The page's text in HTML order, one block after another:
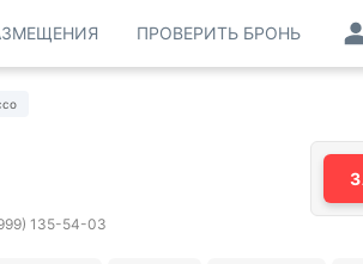
ПРОВЕРИТЬ БРОНЬ
135-54-03